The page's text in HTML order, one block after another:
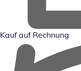
Kauf auf Rechnung